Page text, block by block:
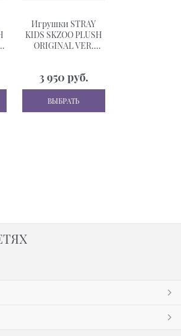
Игрушки STRAY
KIDS SKZOO PLUSH
ORIGINAL VER.
3 950 руб.
ВЫБРАТЬ